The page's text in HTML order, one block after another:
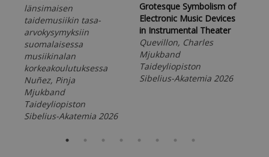
länsimaisen
taidemusiikin tasa-
arvokysymyksiin
suomalaisessa
musiikinalan
korkeakoulutuksessa
Nuñez, Pinja
Mjukband
Taideyliopiston
Sibelius-Akatemia 2026
Grotesque Symbolism of
Electronic Music Devices
in Instrumental Theater
Quevillon, Charles
Mjukband
Taideyliopiston
Sibelius-Akatemia 2026